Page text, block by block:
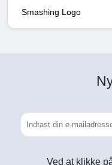
Smashing Logo
Ved at klikke